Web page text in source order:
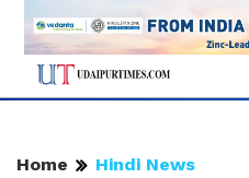
Home Hindi News